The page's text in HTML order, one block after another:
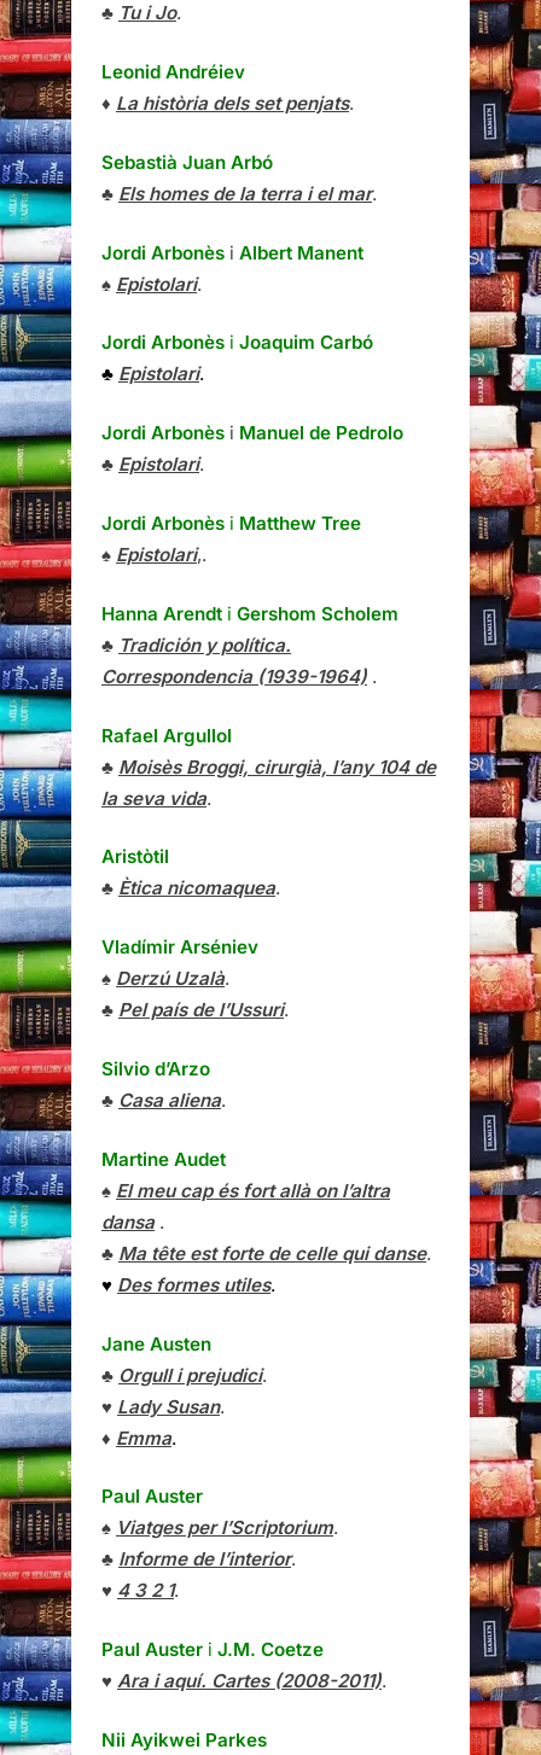
♣ Tu i Jo.
Leonid Andréiev
♦ La història dels set penjats.
Sebastià Juan Arbó
♣ Els homes de la terra i el mar.
Jordi Arbonès i Albert Manent
♠ Epistolari.
Jordi Arbonès i Joaquim Carbó
♣ Epistolari.
Jordi Arbonès i Manuel de Pedrolo
♣ Epistolari.
Jordi Arbonès i Matthew Tree
♠ Epistolari,.
Hanna Arendt i Gershom Scholem
♣ Tradición y política.
Correspondencia (1939-1964) .
Rafael Argullol
♣ Moisès Broggi, cirurgià, l’any 104 de
la seva vida.
Aristòtil
♣ Ètica nicomaquea.
Vladímir Arséniev
♠ Derzú Uzalà.
♣ Pel país de l’Ussuri.
Silvio d’Arzo
♣ Casa aliena.
Martine Audet
♠ El meu cap és fort allà on l’altra
dansa.
♣ Ma tête est forte de celle qui danse.
♥ Des formes utiles.
Jane Austen
♣ Orgull i prejudici.
♥ Lady Susan.
♦ Emma.
Paul Auster
♠ Viatges per l’Scriptorium.
♣ Informe de l’interior.
♥ 4 3 2 1.
Paul Auster i J.M. Coetze
♥ Ara i aquí. Cartes (2008-2011).
Nii Ayikwei Parkes